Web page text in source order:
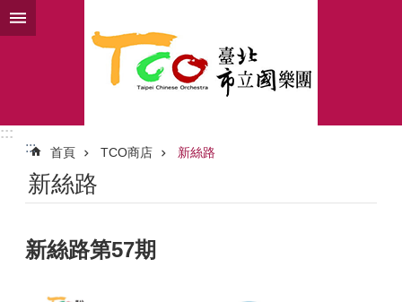
跳到主要內容區塊
:::
:::
首頁 TCO商店 新絲路
新絲路
新絲路第57期